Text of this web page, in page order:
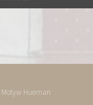
Motyw Hueman